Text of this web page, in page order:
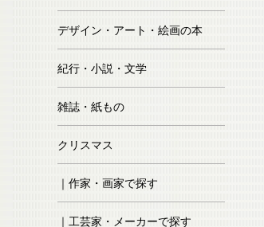
デザイン・アート・絵画の本
紀行・小説・文学
雑誌・紙もの
クリスマス
｜作家・画家で探す
｜工芸家・メーカーで探す